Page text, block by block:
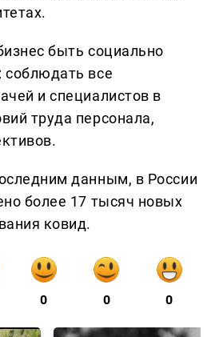
быть социально
соблюдать все
и специалистов в
труда персонала,
данным, в России
более 17 тысяч новых
ковид.
0 0 0